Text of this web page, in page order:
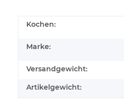
Kochen:
Marke:
Versandgewicht:
Artikelgewicht: